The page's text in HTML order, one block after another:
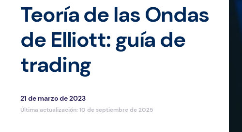
Teoría de las Ondas
de Elliott: guía de
trading
21 de marzo de 2023
Última actualización: 10 de septiembre de 2025